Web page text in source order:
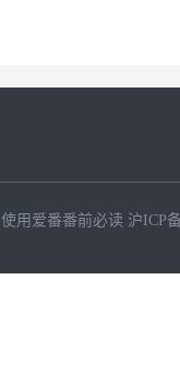
使用爱番番前必读 沪ICP